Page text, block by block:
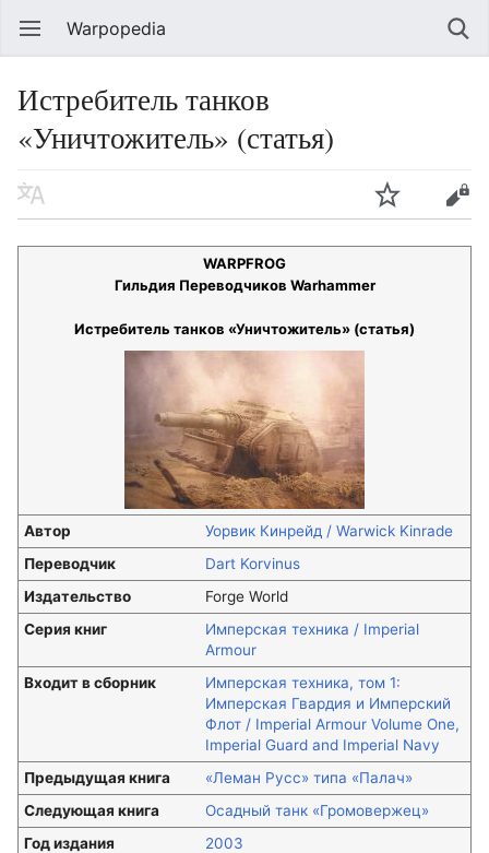
Warpopedia
Истребитель танков
«Уничтожитель» (статья)
WARPFROG
Гильдия Переводчиков Warhammer
Истребитель танков «Уничтожитель» (статья)
Автор
Уорвик Кинрейд / Warwick Kinrade
Переводчик
Dart Korvinus
Издательство
Forge World
Серия книг
Имперская техника / Imperial
Armour
Входит в сборник
Имперская техника, том 1:
Имперская Гвардия и Имперский
Флот / Imperial Armour Volume One,
Imperial Guard and Imperial Navy
Предыдущая книга
«Леман Русс» типа «Палач»
Следующая книга
Осадный танк «Громовержец»
Год издания
2003